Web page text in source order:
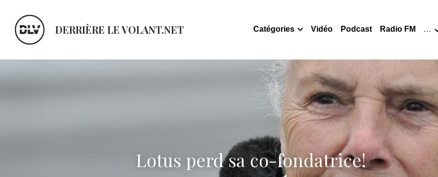
DERRIÈRE LE VOLANT.NET Catégories Vidéo Podcast Radio FM …
Lotus perd sa co-fondatrice!